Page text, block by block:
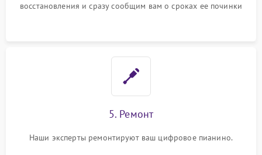
восстановления и сразу сообщим вам о сроках ее починки
5. Ремонт
Наши эксперты ремонтируют ваш цифровое пианино.